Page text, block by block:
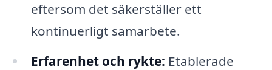
eftersom det säkerställer ett
kontinuerligt samarbete.
Erfarenhet och rykte: Etablerade